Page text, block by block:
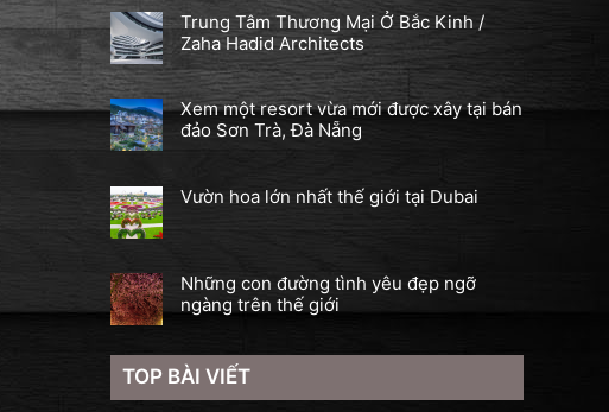
Trung Tâm Thương Mại Ở Bắc Kinh /
Zaha Hadid Architects
Xem một resort vừa mới được xây tại bán
đảo Sơn Trà, Đà Nẵng
Vườn hoa lớn nhất thế giới tại Dubai
Những con đường tình yêu đẹp ngỡ
ngàng trên thế giới
TOP BÀI VIẾT